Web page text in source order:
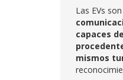
Las EVs
capaces
mismos